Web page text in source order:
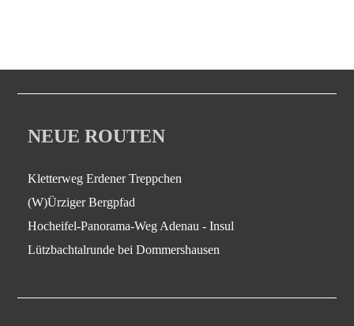
NEUE ROUTEN
Kletterweg Erdener Treppchen
(W)Ürziger Bergpfad
Hocheifel-Panorama-Weg Adenau - Insul
Lützbachtalrunde bei Dommershausen